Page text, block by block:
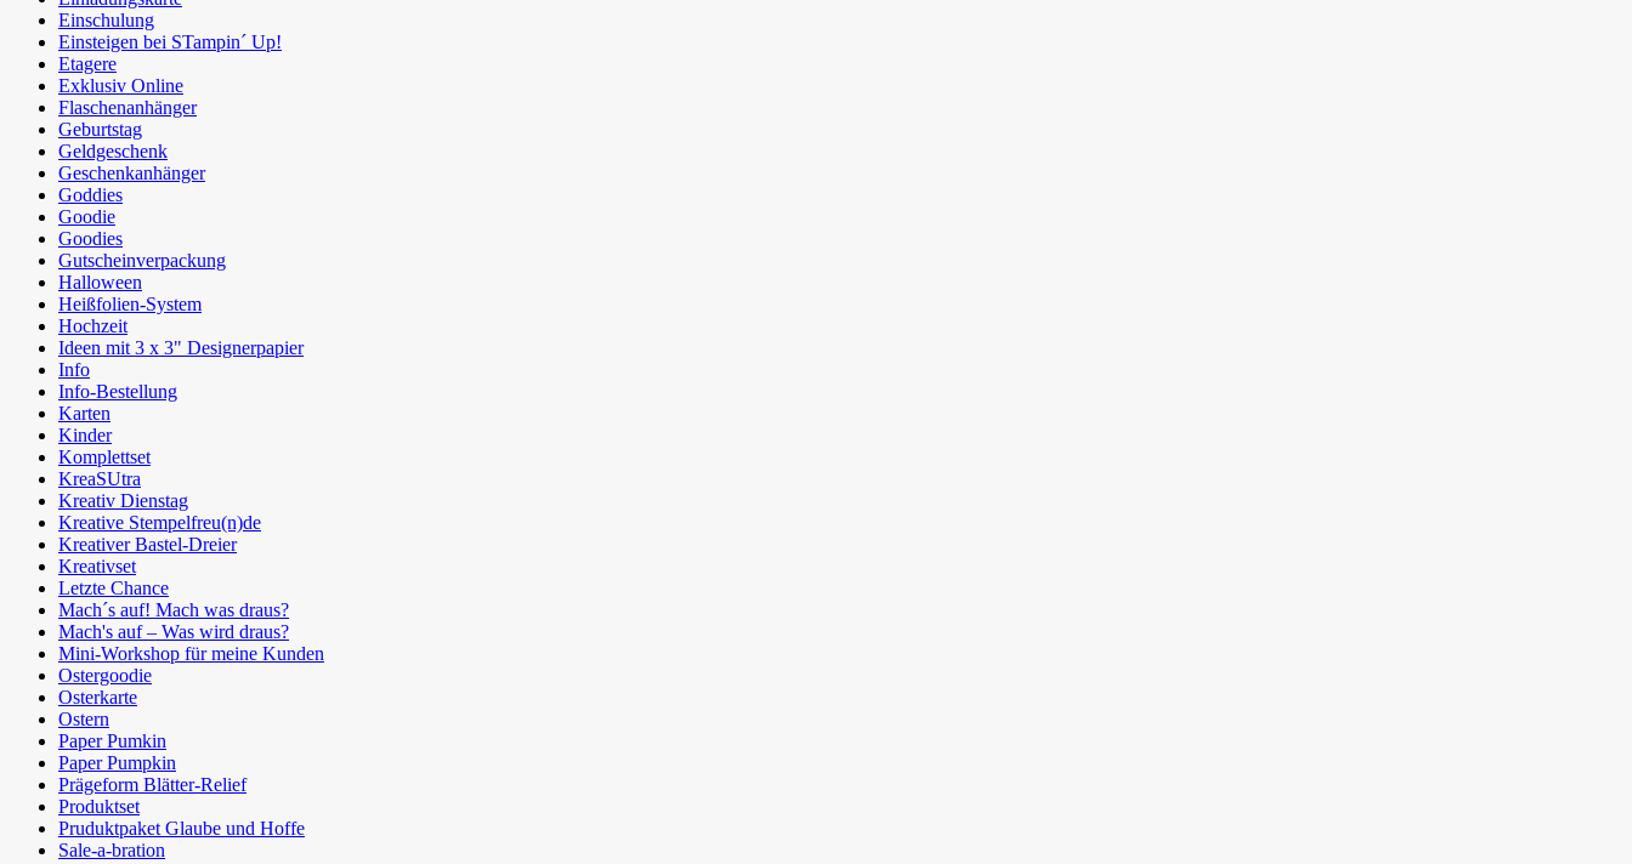
Einschulung
Einsteigen bei STampin´ Up!
Etagere
Exklusiv Online
Flaschenanhänger
Geburtstag
Geldgeschenk
Geschenkanhänger
Goddies
Goodie
Goodies
Gutscheinverpackung
Halloween
Heißfolien-System
Hochzeit
Ideen mit 3 x 3" Designerpapier
Info
Info-Bestellung
Karten
Kinder
Komplettset
KreaSUtra
Kreativ Dienstag
Kreative Stempelfreu(n)de
Kreativer Bastel-Dreier
Kreativset
Letzte Chance
Mach´s auf! Mach was draus?
Mach's auf – Was wird draus?
Mini-Workshop für meine Kunden
Ostergoodie
Osterkarte
Ostern
Paper Pumkin
Paper Pumpkin
Prägeform Blätter-Relief
Produktset
Pruduktpaket Glaube und Hoffe
Sale-a-bration